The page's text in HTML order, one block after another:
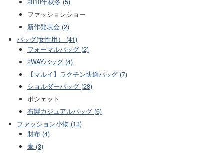
ファッションショー
新作発表会 (2)
バッグ(女性用） (41)
フォーマルバッグ (2)
2WAYバッグ (4)
【マルイ】ラクチン快適バッグ (7)
ショルダーバッグ (28)
ポシェット
布製カジュアルバッグ (6)
ファッション小物 (13)
財布 (4)
傘 (3)